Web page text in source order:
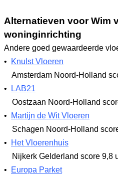
Alternatieven voor Wim
woninginrichting
Andere goed gewaardeerde
•
Knulst Vloeren
Amsterdam Noord-Holland
•
LAB21
Oostzaan Noord-Holland
•
Martijn de Wit Vloeren
Schagen Noord-Holland
•
Het Vloerenhuis
Nijkerk Gelderland score 9,8
•
Europa Parket